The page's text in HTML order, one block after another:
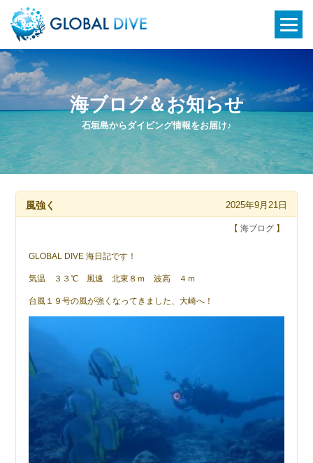
石垣島からダイビング情報をお届け♪
海ブログ＆お知らせ
風強く 2025年9月21日
【 海ブログ】
GLOBAL DIVE 海日記です！
気温 ３３℃ 風速 北東８ｍ 波高 ４ｍ
台風１９号の風が強くなってきました、大崎へ！